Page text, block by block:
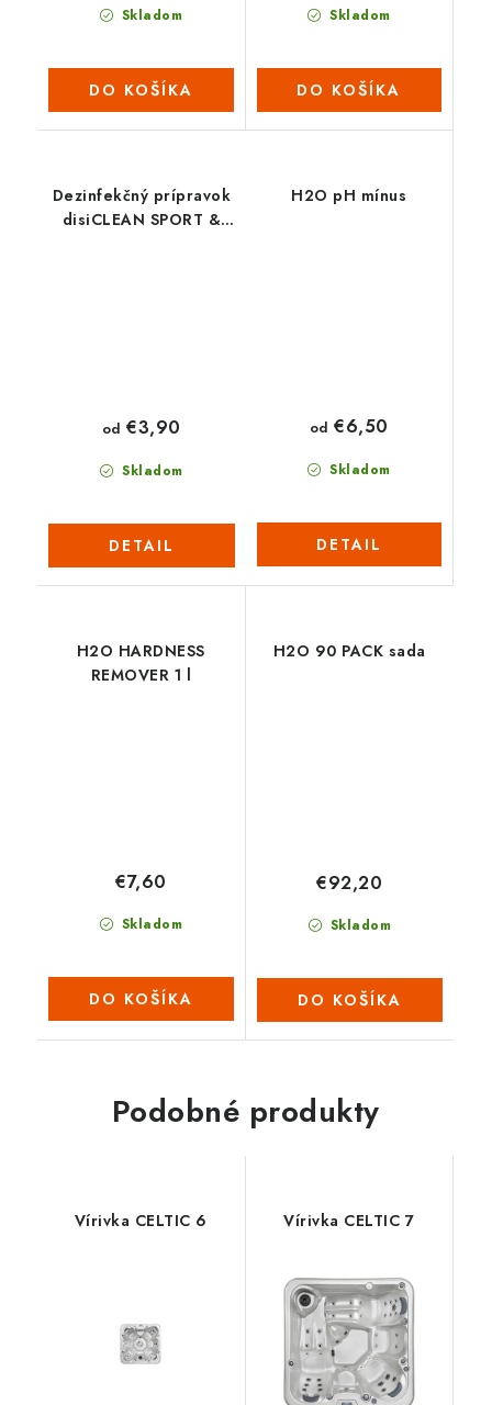
Skladom
DO KOŠÍKA
Skladom
DO KOŠÍKA
Dezinfekčný prípravok
disiCLEAN SPORT &
Skladom
od €3,90
DETAIL
H2O pH mínus
Skladom
od €6,50
DETAIL
H2O HARDNESS
REMOVER 1 l
Skladom
€7,60
DO KOŠÍKA
H2O 90 PACK sada
Skladom
€92,20
DO KOŠÍKA
Podobné produkty
Vírivka CELTIC 6 Vírivka CELTIC 7